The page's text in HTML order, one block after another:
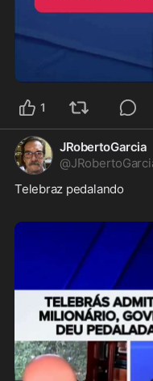
1
JRobertoGarcia
@
Telebraz pedalando